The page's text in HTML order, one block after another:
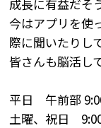
成長に有益だそ
今はアプリを使
際に聞いたりし
皆さんも脳活し
平日 午前部
土曜、祝日